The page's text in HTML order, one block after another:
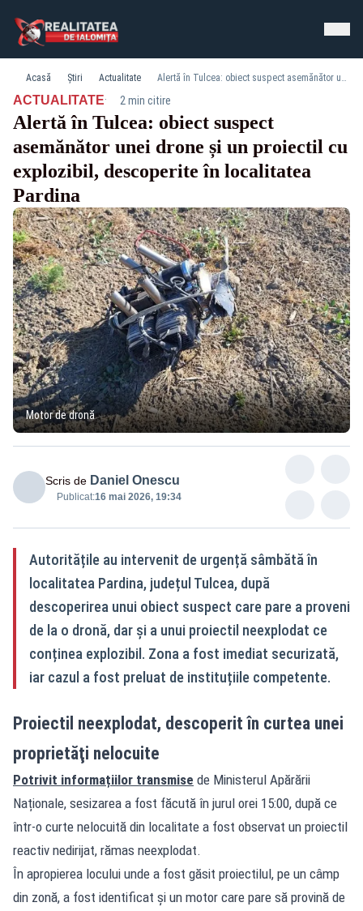
Acasă Știri Actualitate Alertă în Tulcea: obiect suspect asemănător unei drone și un proiectil cu explozibil, descoperite în localitatea Pardina
ACTUALITATE· 2 min citire
Alertă în Tulcea: obiect suspect
asemănător unei drone și un proiectil cu
explozibil, descoperite în localitatea
Pardina
Motor de dronă
Scris de Daniel Onescu
Publicat:16 mai 2026, 19:34
Autoritățile au intervenit de urgență sâmbătă în
localitatea Pardina, județul Tulcea, după
descoperirea unui obiect suspect care pare a proveni
de la o dronă, dar și a unui proiectil neexplodat ce
conținea explozibil. Zona a fost imediat securizată,
iar cazul a fost preluat de instituțiile competente.
Proiectil neexplodat, descoperit în curtea unei
proprietăţi nelocuite
Potrivit informațiilor transmise de Ministerul Apărării
Naționale, sesizarea a fost făcută în jurul orei 15:00, după ce
într-o curte nelocuită din localitate a fost observat un proiectil
reactiv nedirijat, rămas neexplodat.
În apropierea locului unde a fost găsit proiectilul, pe un câmp
din zonă, a fost identificat și un motor care pare să provină de